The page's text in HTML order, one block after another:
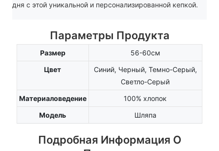
дня с этой уникальной и персонализированной кепкой.
Параметры Продукта
Размер
56-60см
Цвет
Синий, Черный, Темно-Серый,
Светло-Серый
Материаловедение
100% хлопок
Модель
Шляпа
Подробная Информация О